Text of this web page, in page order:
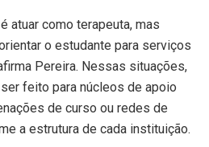
atuar como terapeuta, mas
o estudante para serviços
Pereira. Nessas situações,
feito para núcleos de apoio
de curso ou redes de
a estrutura de cada instituição.